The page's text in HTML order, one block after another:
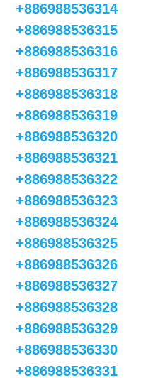
+886988536314
+886988536315
+886988536316
+886988536317
+886988536318
+886988536319
+886988536320
+886988536321
+886988536322
+886988536323
+886988536324
+886988536325
+886988536326
+886988536327
+886988536328
+886988536329
+886988536330
+886988536331